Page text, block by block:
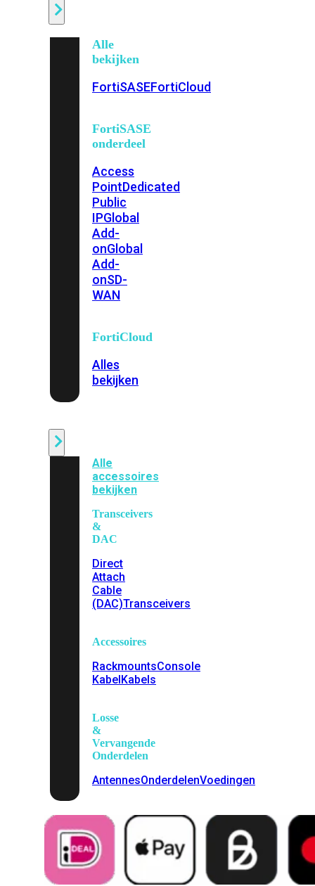
Alle
bekijken
FortiSASEFortiCloud
FortiSASE
onderdeel
Access
PointDedicated
Public
IPGlobal
Add-
onGlobal
Add-
onSD-
WAN
FortiCloud
Alles
bekijken
Alle
accessoires
bekijken
Transceivers
&
DAC
Direct
Attach
Cable
(DAC)Transceivers
Accessoires
RackmountsConsole
KabelKabels
Losse
&
Vervangende
Onderdelen
AntennesOnderdelenVoedingen